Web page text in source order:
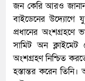
জন কেরি আরও
বাইডেনের উদ্যোগে
প্রধানের অংশগ্রহণে
সামিট অন ক্লাইমেট
অংশগ্রহণ নিশ্চিত
হস্তান্তর করেন তিনি।